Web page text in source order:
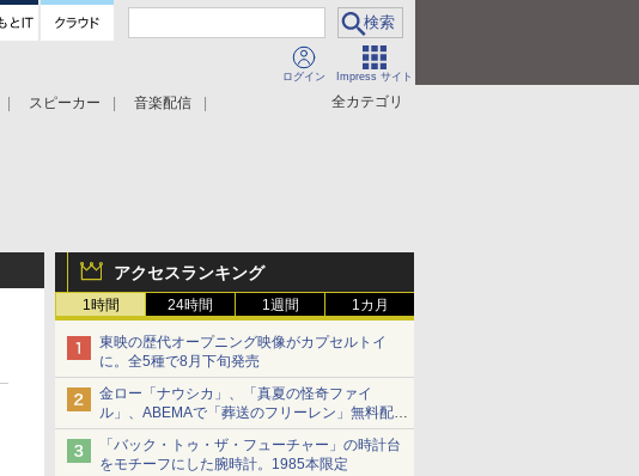
ログイン Impress サイト
全カテゴリ
スピーカー
音楽配信
アクセスランキング
1時間 24時間 1週間 1カ月
東映の歴代オープニング映像がカプセルトイ
に。全5種で8月下旬発売
金ロー「ナウシカ」、「真夏の怪奇ファイ
ル」、ABEMAで「葬送のフリーレン」無料配信
など。夏の特番・配信情報
「バック・トゥ・ザ・フューチャー」の時計台
をモチーフにした腕時計。1985本限定